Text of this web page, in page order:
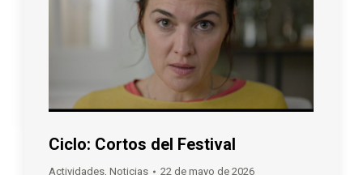
Ciclo: Cortos del Festival
Actividades Noticias 22 de mayo de 2026